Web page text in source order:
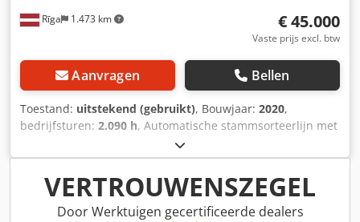
Rīga 1.473 km € 45.000
Vaste prijs excl. btw
Aanvragen Bellen
Toestand: uitstekend (gebruikt), Bouwjaar: 2020,
bedrijfsturen: 2.090 h, Automatische stammsorteerlijn met
8 zakken. Verwerkt stammen met diameters van 60 tot 400
mm en lengtes van 2 tot 4 meter. Volledig nieuwe
elektronica geïnstalleerd in 2020. Djdjzcf Dfepfx Aa Dskr
VERTROUWENSZEGEL
Door Werktuigen gecertificeerde dealers